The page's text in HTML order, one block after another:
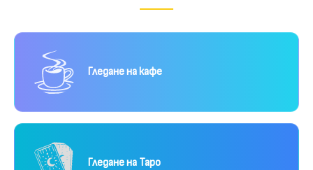
Гледане на кафе
Гледане на Таро